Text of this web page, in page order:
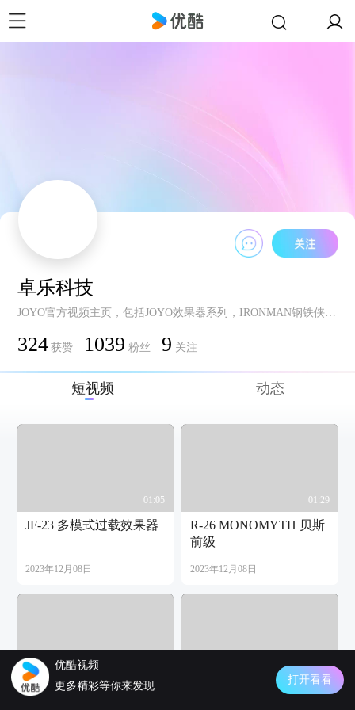
卓乐科技
JOYO官方视频主页，包括JOYO效果器系列，IRONMAN钢铁侠迷你效果器系列，Dr.J效果器系列，JOYO电子管音箱系列，JOYO数码吉他音箱系列
324 获赞 1039 粉丝 9 关注
短视频 动态
01:05
JF-23 多模式过载效果器
2023年12月08日
01:29
R-26 MONOMYTH 贝斯
前级
2023年12月08日
R-25 HOT WITCH 双模
01:31
R-24 RIGEL PREAMP 高
优酷视频
更多精彩等你来发现
打开看看